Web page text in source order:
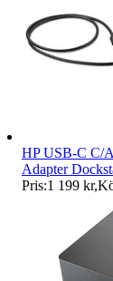
HP USB-C C/
Adapter
Pris:1 199 kr,